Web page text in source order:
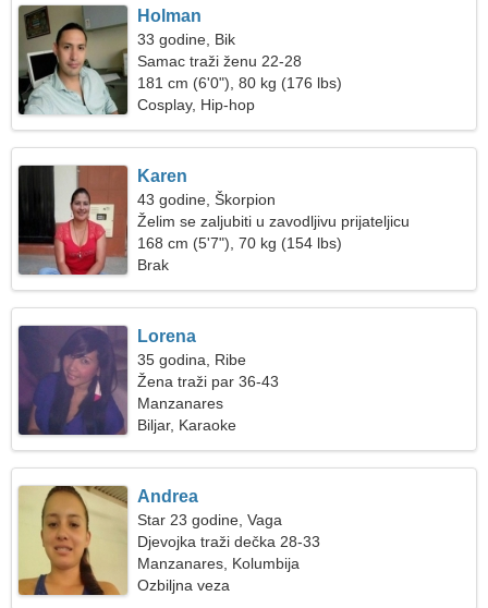
Holman
33 godine, Bik
Samac traži ženu 22-28
181 cm (6'0"), 80 kg (176 lbs)
Cosplay, Hip-hop
Karen
43 godine, Škorpion
Želim se zaljubiti u zavodljivu prijateljicu
168 cm (5'7"), 70 kg (154 lbs)
Brak
Lorena
35 godina, Ribe
Žena traži par 36-43
Manzanares
Biljar, Karaoke
Andrea
Star 23 godine, Vaga
Djevojka traži dečka 28-33
Manzanares, Kolumbija
Ozbiljna veza